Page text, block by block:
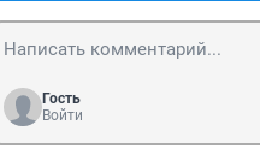
Гость
Войти